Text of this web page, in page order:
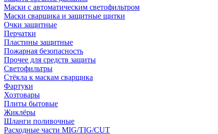
Маски с автоматическим светофильтром
Маски сварщика и защитные щитки
Очки защитные
Перчатки
Пластины защитные
Пожарная безопасность
Прочее для средств защиты
Светофильтры
Стёкла к маскам сварщика
Фартуки
Хозтовары
Плиты бытовые
Жиклёры
Шланги поливочные
Расходные части MIG/TIG/CUT